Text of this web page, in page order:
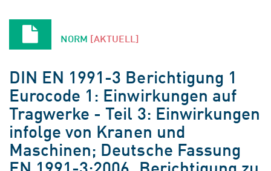
NORM [AKTUELL]
DIN EN 1991-3 Berichtigung 1
Eurocode 1: Einwirkungen auf
Tragwerke - Teil 3: Einwirkungen
infolge von Kranen und
Maschinen; Deutsche Fassung